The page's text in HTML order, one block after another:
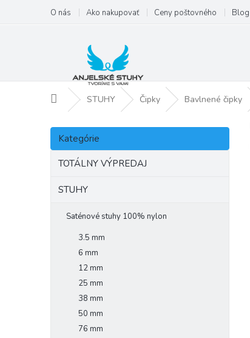
obsah
O nás Ako nakupovať Ceny poštovného Blog
DomovSTUHY Čipky Bavlnené čipky
B
č
Preskočiť
kategórie
Kategórie
TOTÁLNY VÝPREDAJ
STUHY
Saténové stuhy 100% nylon
3.5 mm
6 mm
12 mm
25 mm
38 mm
50 mm
76 mm